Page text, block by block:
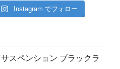
Instagram でフォロー
スペンション ブラックラ